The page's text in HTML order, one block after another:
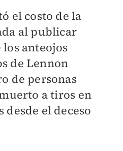
el costo de la
al publicar
anteojos
de Lennon
de personas
a tiros en
desde el deceso